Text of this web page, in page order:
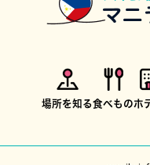
場所を知る食べものホ